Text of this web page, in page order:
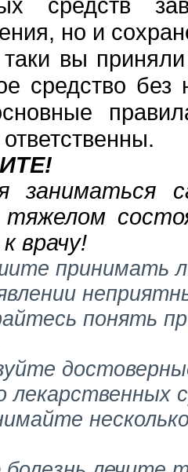
но и
вы
средство без
заниматься
врачу!
принимать
понять
лекарственных